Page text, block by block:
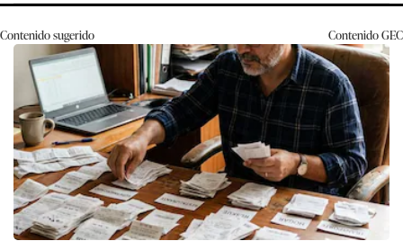
Contenido sugerido ContenidoGEC